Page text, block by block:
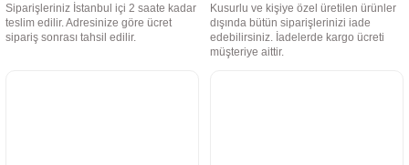
Siparişleriniz İstanbul içi 2 saate kadar
teslim edilir. Adresinize göre ücret
sipariş sonrası tahsil edilir.
Kusurlu ve kişiye özel üretilen ürünler
dışında bütün siparişlerinizi iade
edebilirsiniz. İadelerde kargo ücreti
müşteriye aittir.